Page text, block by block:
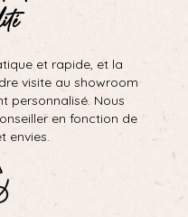
et rapide, et la
visite au showroom
personnalisé. Nous
en fonction de
envies.